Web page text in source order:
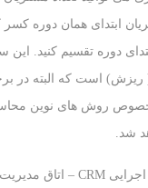
ابتدای همان دوره
دوره تقسیم کنید.
است که البته در
روش های نوین
شد.
CRM – اتاق